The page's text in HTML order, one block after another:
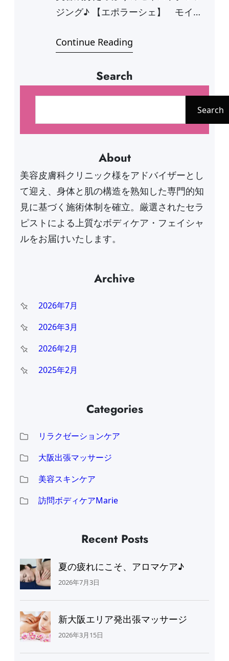
ジング♪ 【エポラーシェ】 モイス
Continue Reading
Search
Search
About
美容皮膚科クリニック様をアドバイザーとし
て迎え、身体と肌の構造を熟知した専門的知
見に基づく施術体制を確立。厳選されたセラ
ピストによる上質なボディケア・フェイシャ
ルをお届けいたします。
Archive
2026年7月
2026年3月
2026年2月
2025年2月
Categories
リラクゼーションケア
大阪出張マッサージ
美容スキンケア
訪問ボディケアMarie
Recent Posts
夏の疲れにこそ、アロマケア♪
2026年7月3日
新大阪エリア発出張マッサージ
2026年3月15日